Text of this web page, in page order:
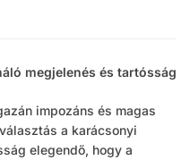
megjelenés és tartósság
impozáns és magas
a karácsonyi
elegendő, hogy a